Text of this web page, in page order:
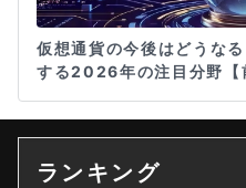
仮想通貨の今後はどうな
する2026年の注目分野【
ランキング